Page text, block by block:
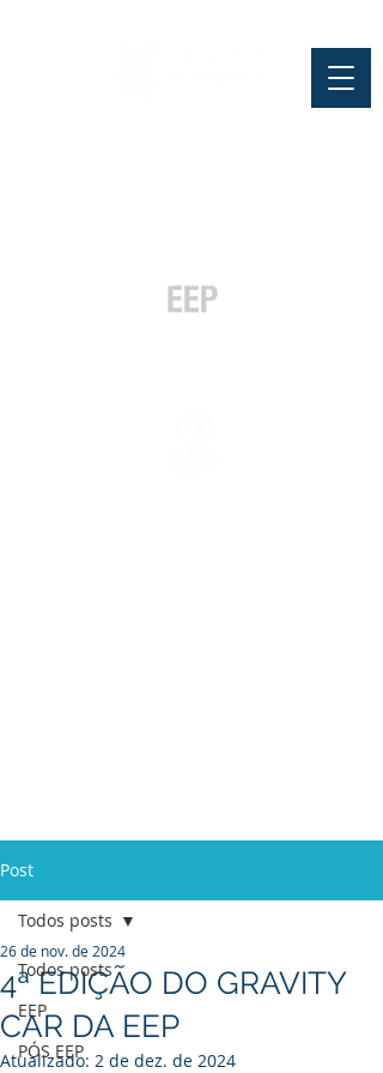
Post
Todos posts
EEP
PÓS EEP
Todos posts
4ª EDIÇÃO DO GRAVITY
CAR DA EEP
26 de nov. de 2024
Atualizado: 2 de dez. de 2024